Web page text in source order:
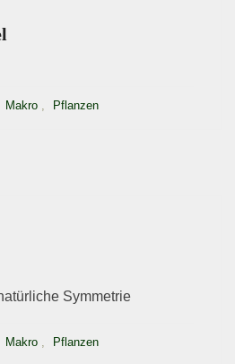
Makro , Pflanzen
Symmetrie
Makro , Pflanzen